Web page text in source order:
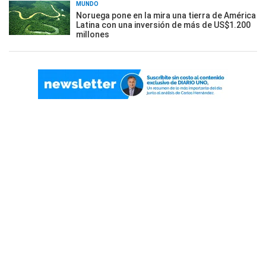
MUNDO
Noruega pone en la mira una tierra de América
Latina con una inversión de más de US$1.200
millones